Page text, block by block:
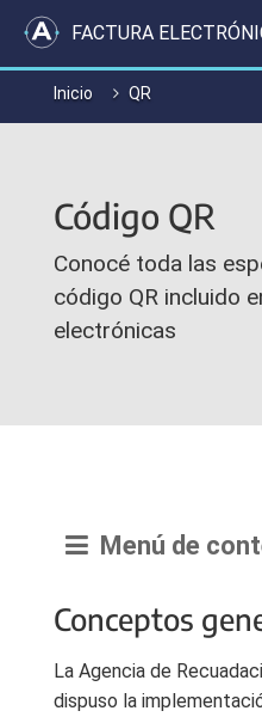
FACTURA
Inicio QR
Código QR
Conocé toda las
código QR incluido
electrónicas
Menú de
Conceptos
La Agencia de
dispuso la